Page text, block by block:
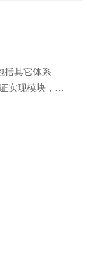
括其它体系
实现模块，
进来的，准